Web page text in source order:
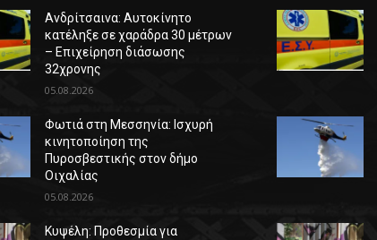
Ανδρίτσαινα: Αυτοκίνητο
κατέληξε σε χαράδρα 30 μέτρων
– Επιχείρηση διάσωσης
32χρονης
05.08.2026
Φωτιά στη Μεσσηνία: Ισχυρή
κινητοποίηση της
Πυροσβεστικής στον δήμο
Οιχαλίας
05.08.2026
Κυψέλη: Προθεσμία για